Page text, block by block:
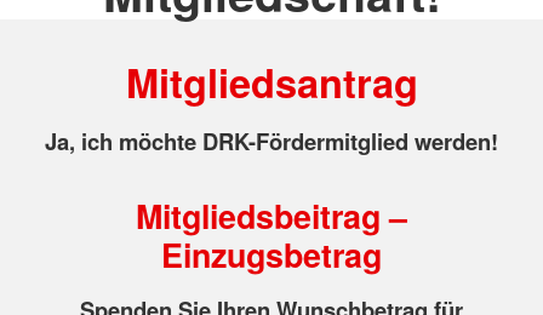
Mitgliedsantrag
Ja, ich möchte DRK-Fördermitglied werden!
Mitgliedsbeitrag –
Einzugsbetrag